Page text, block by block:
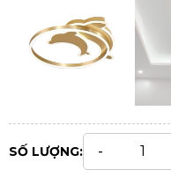
SỐ LƯỢNG: